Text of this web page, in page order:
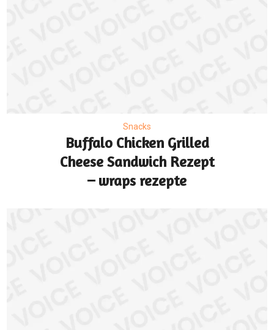
Snacks
Buffalo Chicken Grilled
Cheese Sandwich Rezept
– wraps rezepte